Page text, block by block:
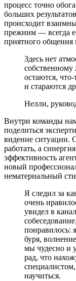
процесс точно
больших
происходит
прежним — всегда
приятного общения
Здесь нет
остаются, что-
и стараются
Нелли,
Внутри команды
поделиться
видение ситуации.
работать, а
эффективность
новый
нематериальный
Я следил за
очень
увидел в
буря,
мы чудесно и
рад, что
научиться.